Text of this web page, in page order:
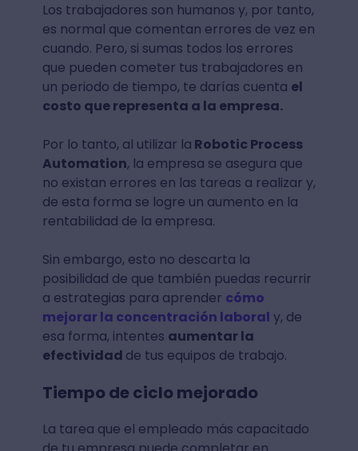
Los trabajadores son humanos y, por tanto,
es normal que comentan errores de vez en
cuando. Pero, si sumas todos los errores
que pueden cometer tus trabajadores en
un periodo de tiempo, te darías cuenta el
costo que representa a la empresa.
Por lo tanto, al utilizar la Robotic Process
Automation, la empresa se asegura que
no existan errores en las tareas a realizar y,
de esta forma se logre un aumento en la
rentabilidad de la empresa.
Sin embargo, esto no descarta la
posibilidad de que también puedas recurrir
a estrategias para aprender cómo
mejorar la concentración laboral y, de
esa forma, intentes aumentar la
efectividad de tus equipos de trabajo.
Tiempo de ciclo mejorado
La tarea que el empleado más capacitado